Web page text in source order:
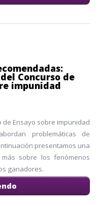
Concurso de
impunidad
Ensayo sobre impunidad
problemáticas de
presentamos una
sobre los fenómenos
ganadores.